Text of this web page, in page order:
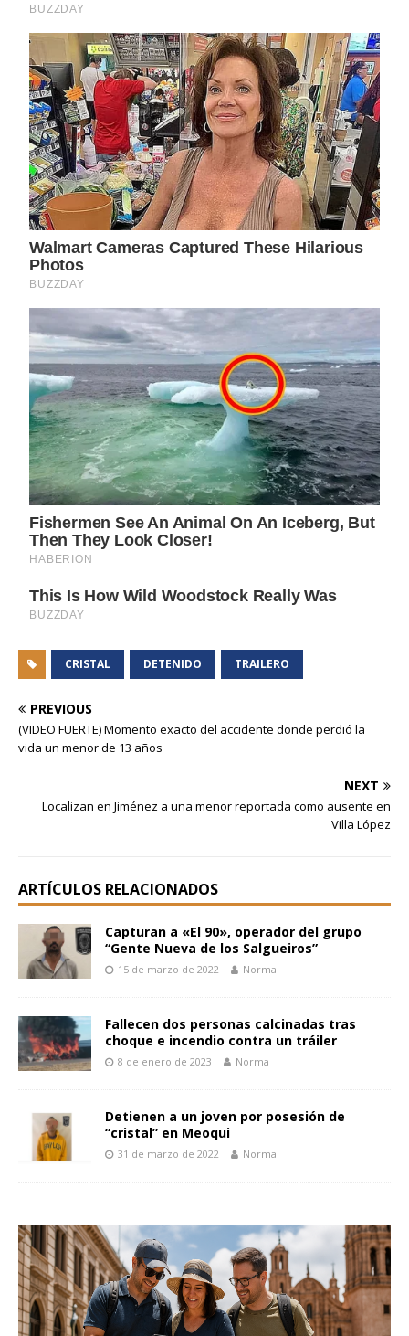
CRISTAL DETENIDO TRAILERO
PREVIOUS
(VIDEO FUERTE) Momento exacto del accidente donde perdió la
vida un menor de 13 años
NEXT
Localizan en Jiménez a una menor reportada como ausente en
Villa López
ARTÍCULOS RELACIONADOS
Capturan a «El 90», operador del grupo
“Gente Nueva de los Salgueiros”
15 de marzo de 2022 Norma
Fallecen dos personas calcinadas tras
choque e incendio contra un tráiler
8 de enero de 2023 Norma
Detienen a un joven por posesión de
“cristal” en Meoqui
31 de marzo de 2022 Norma